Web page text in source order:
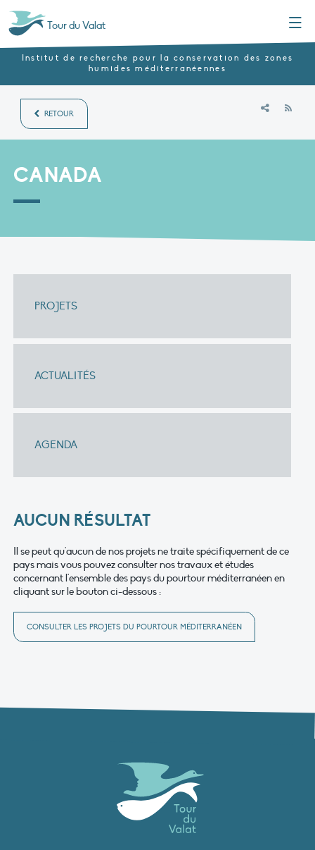
Tour du Valat
Institut de recherche pour la conservation des zones
humides méditerranéennes
RETOUR
CANADA
PROJETS
ACTUALITÉS
AGENDA
AUCUN RÉSULTAT
Il se peut qu'aucun de nos projets ne traite spécifiquement de ce
pays mais vous pouvez consulter nos travaux et études
concernant l'ensemble des pays du pourtour méditerranéen en
cliquant sur le bouton ci-dessous :
CONSULTER LES PROJETS DU POURTOUR MÉDITERRANÉEN